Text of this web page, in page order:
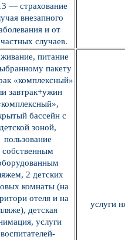
— страхование
внезапного
и от
случаев.
питание
пакету
«комплексный»
завтрак+ужин
бассейн с
детской зоной,
пользование
собственным
2 детских
комнаты (на
отеля и на
детская
услуги
воспитателей-
услуги